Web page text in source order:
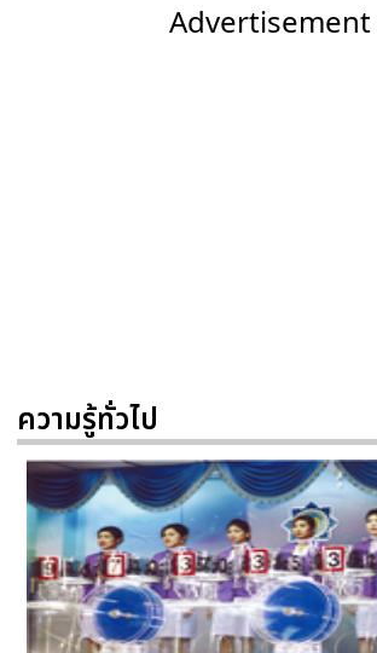
Advertisement
ความรู้ทั่วไป